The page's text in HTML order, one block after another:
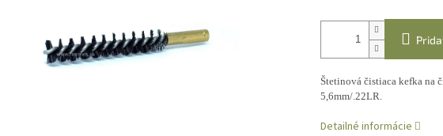
Štetinová čistiaca kefka na
5,6mm/.22LR.
Detailné informácie